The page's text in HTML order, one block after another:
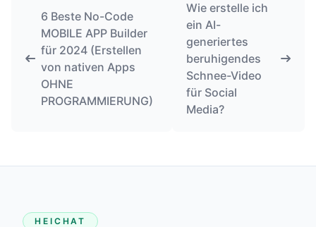
6 Beste No-Code
MOBILE APP Builder
für 2024 (Erstellen
von nativen Apps
OHNE
PROGRAMMIERUNG)
Wie erstelle ich
ein AI-
generiertes
beruhigendes
Schnee-Video
für Social
Media?
HEICHAT